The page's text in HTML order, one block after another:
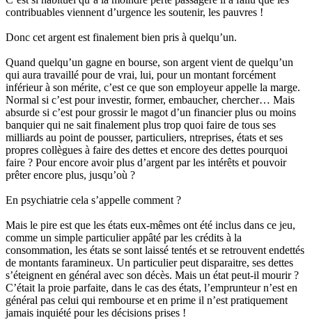
contribuables viennent d’urgence les soutenir, les pauvres !
Donc cet argent est finalement bien pris à quelqu’un.
Quand quelqu’un gagne en bourse, son argent vient de quelqu’un
qui aura travaillé pour de vrai, lui, pour un montant forcément
inférieur à son mérite, c’est ce que son employeur appelle la marge.
Normal si c’est pour investir, former, embaucher, chercher… Mais
absurde si c’est pour grossir le magot d’un financier plus ou moins
banquier qui ne sait finalement plus trop quoi faire de tous ses
milliards au point de pousser, particuliers, ntreprises, états et ses
propres collègues à faire des dettes et encore des dettes pourquoi
faire ? Pour encore avoir plus d’argent par les intérêts et pouvoir
prêter encore plus, jusqu’où ?
En psychiatrie cela s’appelle comment ?
Mais le pire est que les états eux-mêmes ont été inclus dans ce jeu,
comme un simple particulier appâté par les crédits à la
consommation, les états se sont laissé tentés et se retrouvent endettés
de montants faramineux. Un particulier peut disparaitre, ses dettes
s’éteignent en général avec son décès. Mais un état peut-il mourir ?
C’était la proie parfaite, dans le cas des états, l’emprunteur n’est en
général pas celui qui rembourse et en prime il n’est pratiquement
jamais inquiété pour les décisions prises !